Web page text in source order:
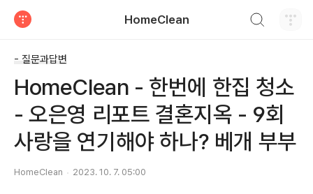
HomeClean
- 질문과답변
HomeClean - 한번에 한집 청소
- 오은영 리포트 결혼지옥 - 9회
사랑을 연기해야 하나? 베개 부부
HomeClean 2023. 10. 7. 05:00